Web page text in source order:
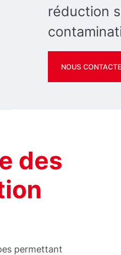
réduction
NOUS
des
permettant